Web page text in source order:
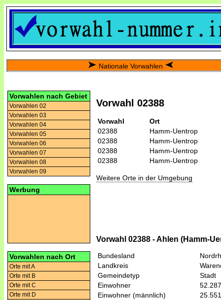
Nationale Vorwahlen
Vorwahlen nach Gebiet
Vorwahlen 02
Vorwahlen 03
Vorwahlen 04
Vorwahlen 05
Vorwahlen 06
Vorwahlen 07
Vorwahlen 08
Vorwahlen 09
Werbung
Vorwahlen nach Ort
Orte mit A
Orte mit B
Orte mit C
Orte mit D
Vorwahl 02388
Vorwahl
Ort
02388
Hamm-Uentrop
02388
Hamm-Uentrop
02388
Hamm-Uentrop
02388
Hamm-Uentrop
Weitere Orte in der Umgebung
Vorwahl 02388 - Ahlen (Hamm-
Bundesland
Landkreis
Gemeindetyp
Stadt
Einwohner
52.287
Einwohner (männlich)
25.551